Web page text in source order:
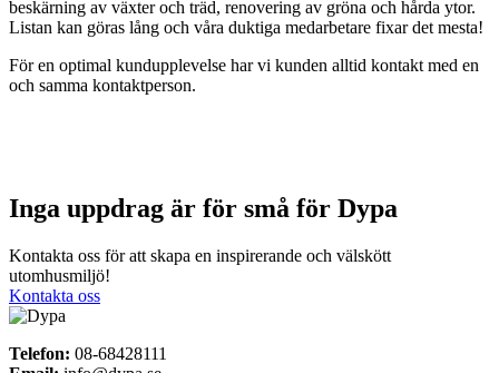
beskärning av växter och träd, renovering av gröna och hårda ytor.
Listan kan göras lång och våra duktiga medarbetare fixar det mesta!
För en optimal kundupplevelse har vi kunden alltid kontakt med en
och samma kontaktperson.
Inga uppdrag är för små för Dypa
Kontakta oss för att skapa en inspirerande och välskött
utomhusmiljö!
Kontakta oss
Telefon: 08-68428111